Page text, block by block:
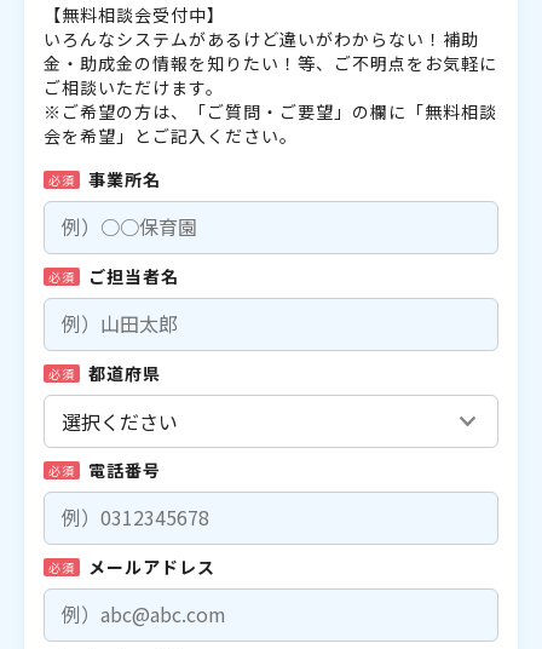
【無料相談会受付中】
いろんなシステムがあるけど違いがわからない！補助
金・助成金の情報を知りたい！等、ご不明点をお気軽に
ご相談いただけます。
※ご希望の方は、「ご質問・ご要望」の欄に「無料相談
会を希望」とご記入ください。
必須 事業所名
必須 ご担当者名
必須 都道府県
必須 電話番号
必須 メールアドレス